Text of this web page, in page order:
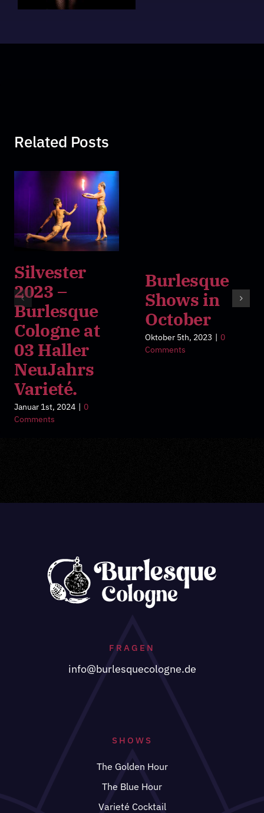
Related Posts
Silvester
2023 –
Burlesque
Cologne at
03 Haller
NeuJahrs
Varieté.
Januar 1st, 2024
0
Comments
Burlesque
Shows in
October
Oktober 5th, 2023 | 0
Comments
FRAGEN
info@burlesquecologne.de
SHOWS
The Golden Hour
The Blue Hour
Varieté Cocktail